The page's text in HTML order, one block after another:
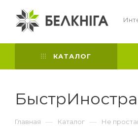
КАТАЛОГ
Главная — Каталог — Не